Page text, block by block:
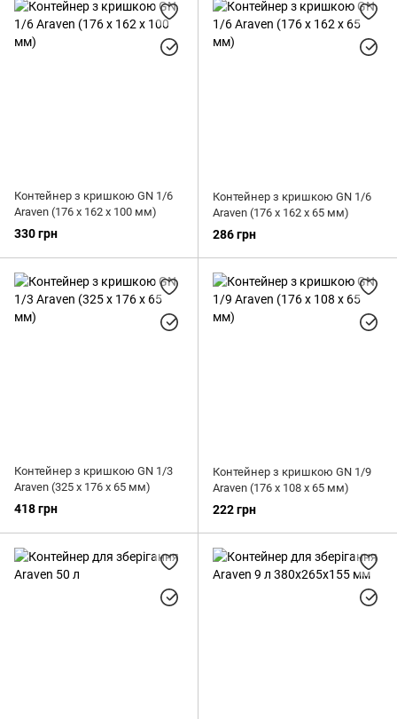
Контейнер з кришкою GN 1/6
Araven (176 х 162 х 100 мм)
330 грн
Контейнер з кришкою GN 1/6
Araven (176 х 162 х 65 мм)
286 грн
Контейнер з кришкою GN 1/3
Araven (325 х 176 х 65 мм)
418 грн
Контейнер з кришкою GN 1/9
Araven (176 х 108 х 65 мм)
222 грн